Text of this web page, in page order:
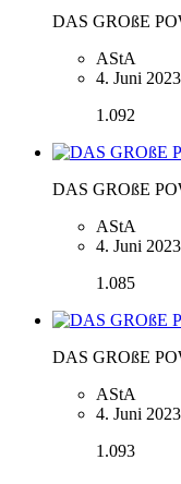
DAS GROßE
AStA
4. Juni
1.092
DAS GROßE
AStA
4. Juni
1.085
DAS GROßE
AStA
4. Juni
1.093